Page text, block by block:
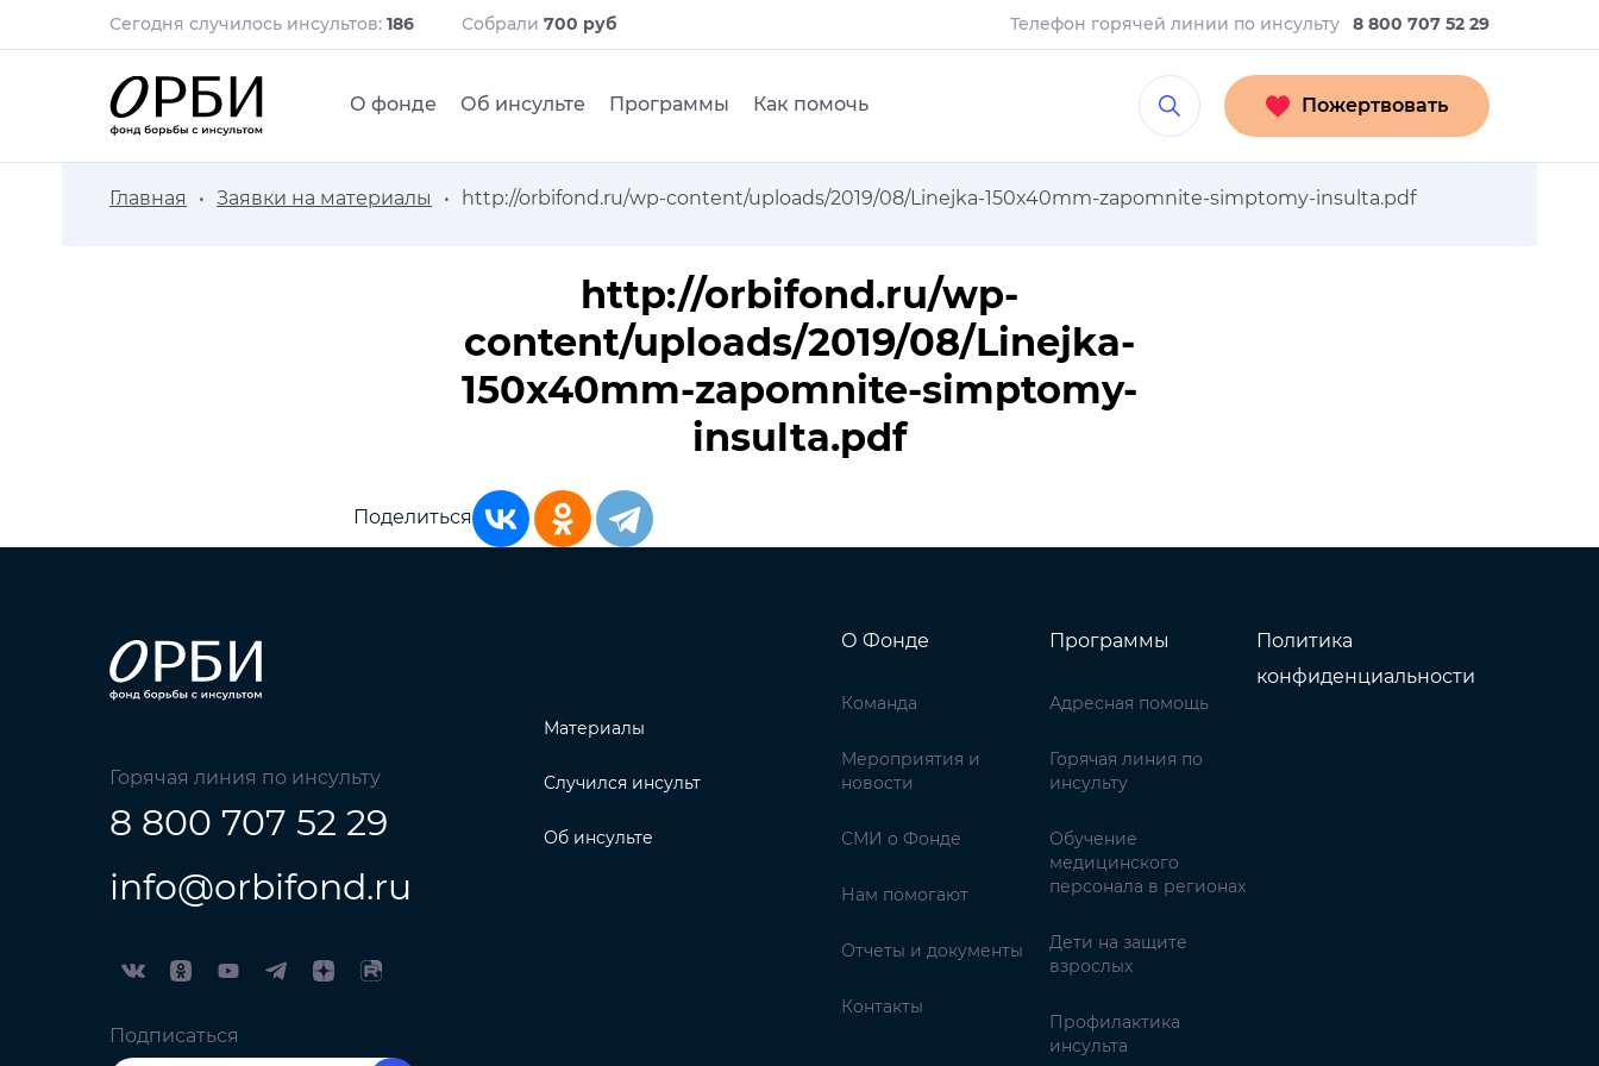
Сегодня случилось инсультов: 186 Собрали 700 руб Телефон горячей линии по инсульту 8 800 707 52 29
О фонде Об инсульте Программы Как помочь Пожертвовать
Главная Заявки на материалы http://orbifond.ru/wp-content/uploads/2019/08/Linejka-150x40mm-zapomnite-simptomy-insulta.pdf
http://orbifond.ru/wp-
content/uploads/2019/08/Linejka-
150x40mm-zapomnite-simptomy-
insulta.pdf
Поделиться
Горячая линия по инсульту
8 800 707 52 29
info@orbifond.ru
Подписаться
Материалы
Случился инсульт
Об инсульте
О Фонде
Команда
Мероприятия и
новости
СМИ о Фонде
Нам помогают
Отчеты и документы
Контакты
Программы
Адресная помощь
Горячая линия по
инсульту
Обучение
медицинского
персонала в регионах
Дети на защите
взрослых
Профилактика
инсульта
Политика
конфиденциальности